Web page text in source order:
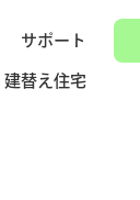
サポート
建替え住宅